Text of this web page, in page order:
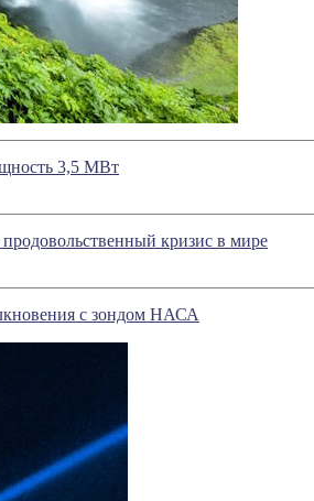
3,5 МВт
кризис в мире
с зондом НАСА